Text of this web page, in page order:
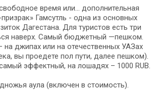
время или... дополнительная
Гамсутль - одна из основных
Дагестана. Для туристов есть три
наверх. Самый бюджетный —пешком.
на джипах или на отечественных УАЗах
вы проедете пол пути, далее пешком).
эффектный, на лошадях – 1000 RUB.
аула (включен в стоимость).